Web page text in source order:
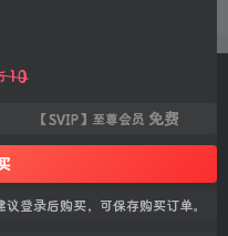
10
【SVIP】至尊会员 免费
登录后购买，可保存购买订单。